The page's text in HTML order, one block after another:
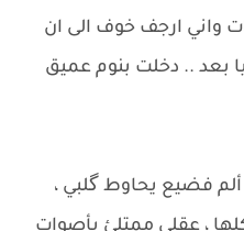
واني ارجف خوف الى ان
بعد .. دخلت بنوم عميق
فضيع يحاوط گلبي ،
، عقلي ممتلئ بأصوات